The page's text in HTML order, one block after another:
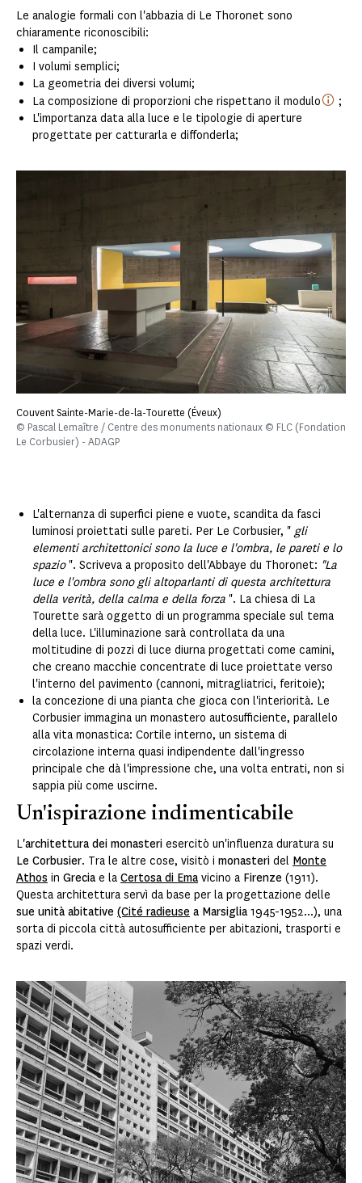
Le analogie formali con l'abbazia di Le Thoronet sono
chiaramente riconoscibili:
Il campanile;
I volumi semplici;
La geometria dei diversi volumi;
La composizione di proporzioni che rispettano il modulo
;
L'importanza data alla luce e le tipologie di aperture
progettate per catturarla e diffonderla;
Couvent Sainte-Marie-de-la-Tourette (Éveux)
© Pascal Lemaître / Centre des monuments nationaux © FLC (Fondation
Le Corbusier) - ADAGP
L'alternanza di superfici piene e vuote, scandita da fasci
luminosi proiettati sulle pareti. Per Le Corbusier, " gli
elementi architettonici sono la luce e l'ombra, le pareti e lo
spazio". Scriveva a proposito dell'Abbaye du Thoronet: "La
luce e l'ombra sono gli altoparlanti di questa architettura
della verità, della calma e della forza ". La chiesa di La
Tourette sarà oggetto di un programma speciale sul tema
della luce. L'illuminazione sarà controllata da una
moltitudine di pozzi di luce diurna progettati come camini,
che creano macchie concentrate di luce proiettate verso
l'interno del pavimento (cannoni, mitragliatrici, feritoie);
la concezione di una pianta che gioca con l'interiorità. Le
Corbusier immagina un monastero autosufficiente, parallelo
alla vita monastica: Cortile interno, un sistema di
circolazione interna quasi indipendente dall'ingresso
principale che dà l'impressione che, una volta entrati, non si
sappia più come uscirne.
Un'ispirazione indimenticabile
L'architettura dei monasteri esercitò un'influenza duratura su
Le Corbusier. Tra le altre cose, visitò i monasteri del Monte
Athos in Grecia e la Certosa di Ema vicino a Firenze (1911).
Questa architettura servì da base per la progettazione delle
sue unità abitative (Cité radieuse a Marsiglia 1945-1952...), una
sorta di piccola città autosufficiente per abitazioni, trasporti e
spazi verdi.